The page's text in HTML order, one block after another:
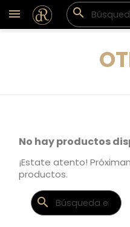
search
No hay productos
¡Estate atento!
productos.
search